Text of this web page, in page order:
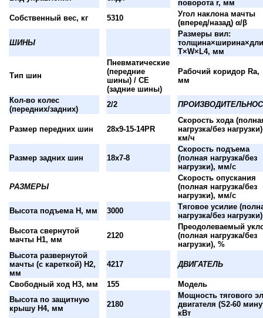
поворота r, мм
Собственный вес, кг
5310
Угол наклона мачты
(вперед/назад) α/β
ШИНЫ
Размеры вил:
T×W×L4, мм
Тип шин
Пневматические
(передние
шины) / CE
(задние шины)
Рабочий коридор Ra,
мм
Кол-во колес
(передних/задних)
2/2
Размер передних шин 28x9-15-14PR
Скорость хода
нагрузка/без
км/ч
Размер задних шин 18x7-8
Скорость подъема
(полная нагрузка/без
нагрузки), мм/с
РАЗМЕРЫ
Скорость опускания
(полная нагрузка/без
нагрузки), мм/с
Высота подъема H, мм
3000
Тяговое усилие
нагрузка/без
Высота свернутой
мачты H1, мм
2120
Преодолеваемый
(полная нагрузка/без
нагрузки), %
Высота развернутой
мачты (с кареткой) H2,
мм
4217 ДВИГАТЕЛЬ
Свободный ход H3, мм 155
Модель
Высота по защитную
крышу H4, мм
2180
Мощность тягового
двигателя (S2-60
кВт